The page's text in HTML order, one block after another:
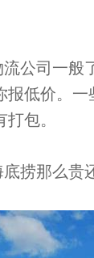
公司一般
低价。
包。
捞那么贵